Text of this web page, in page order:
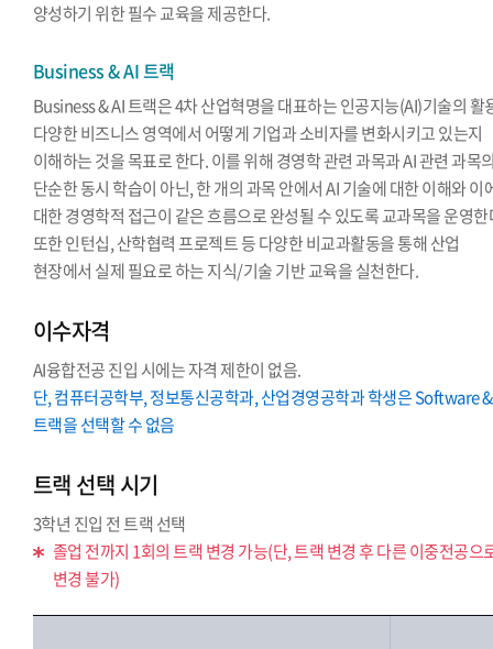
양성하기 위한 필수 교육을 제공한다.
Business & AI 트랙
Business & AI 트랙은 4차 산업혁명을 대표하는 인공지능(AI)기술의 활
다양한 비즈니스 영역에서 어떻게 기업과 소비자를 변화시키고 있는지
이해하는 것을 목표로 한다. 이를 위해 경영학 관련 과목과 AI 관련 과목
단순한 동시 학습이 아닌, 한 개의 과목 안에서 AI 기술에 대한 이해와 이
대한 경영학적 접근이 같은 흐름으로 완성될 수 있도록 교과목을 운영
또한 인턴십, 산학협력 프로젝트 등 다양한 비교과활동을 통해 산업
현장에서 실제 필요로 하는 지식/기술 기반 교육을 실천한다.
이수자격
AI융합전공 진입 시에는 자격 제한이 없음.
단, 컴퓨터공학부, 정보통신공학과, 산업경영공학과 학생은 Software
트랙을 선택할 수 없음
트랙 선택 시기
3학년 진입 전 트랙 선택
졸업 전까지 1회의 트랙 변경 가능(단, 트랙 변경 후 다른 이중전공으
변경 불가)